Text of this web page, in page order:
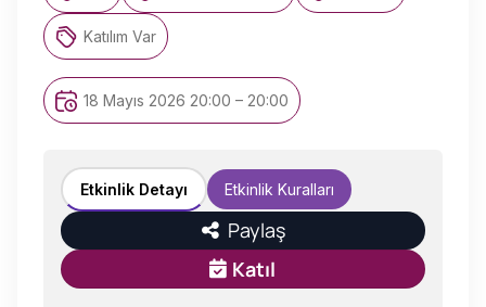
Katılım Var
18 Mayıs 2026 20:00 – 20:00
Etkinlik Detayı Etkinlik Kuralları
Paylaş
Katıl